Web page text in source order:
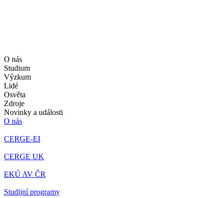
O nás
Studium
Výzkum
Lidé
Osvěta
Zdroje
Novinky a události
O nás
CERGE-EI
CERGE UK
EKÚ AV ČR
Studijní programy